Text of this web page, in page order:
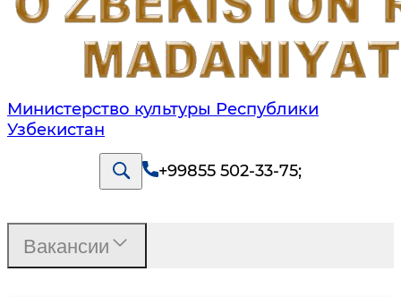
Министерство культуры Республики
Узбекистан
+99855 502-33-75;
Вакансии